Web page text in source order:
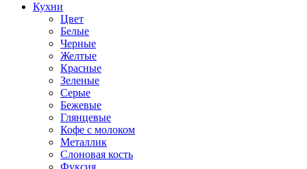
Кухни
Цвет
Белые
Черные
Желтые
Красные
Зеленые
Серые
Бежевые
Глянцевые
Кофе с молоком
Металлик
Слоновая кость
Фуксия